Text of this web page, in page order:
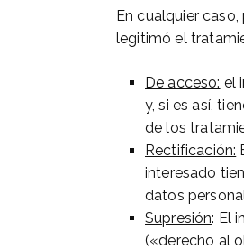
En cualquier
legitimó el
De acceso: el
y, si es así,
de los
Rectificación:
interesado
datos
Supresión: El
(«derecho al